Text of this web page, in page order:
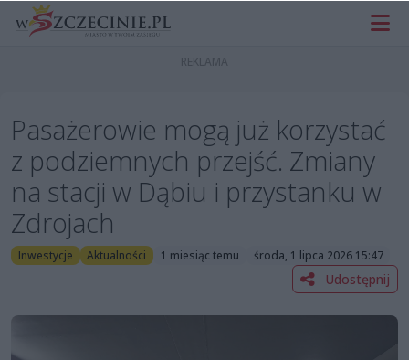
Pasażerowie mogą już korzystać
z podziemnych przejść. Zmiany
na stacji w Dąbiu i przystanku w
Zdrojach
Inwestycje Aktualności 1 miesiąc temu środa, 1 lipca 2026 15:47
Udostępnij